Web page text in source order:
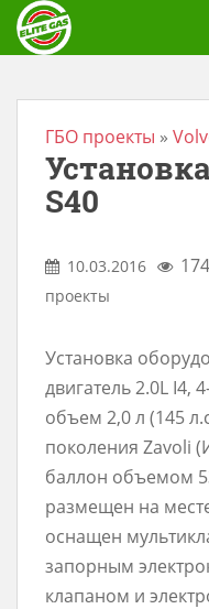
ГБО проекты »
S40
10.03.2016
проекты
Установка
двигатель 2.0L
объем 2,0 л (145
поколения Zavoli
баллон объемом
размещен на
оснащен
запорным
клапаном и